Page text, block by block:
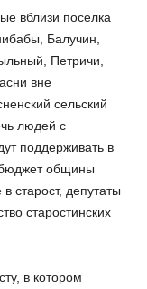
вблизи поселка
Балучин,
Петричи,
вне
сельский
людей с
поддерживать в
бюджет общины
старост, депутаты
старостинских
в котором